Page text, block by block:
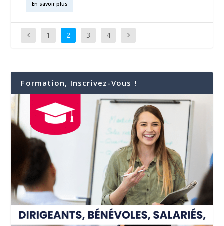
En savoir plus
1 2 3 4
Formation, Inscrivez-Vous !